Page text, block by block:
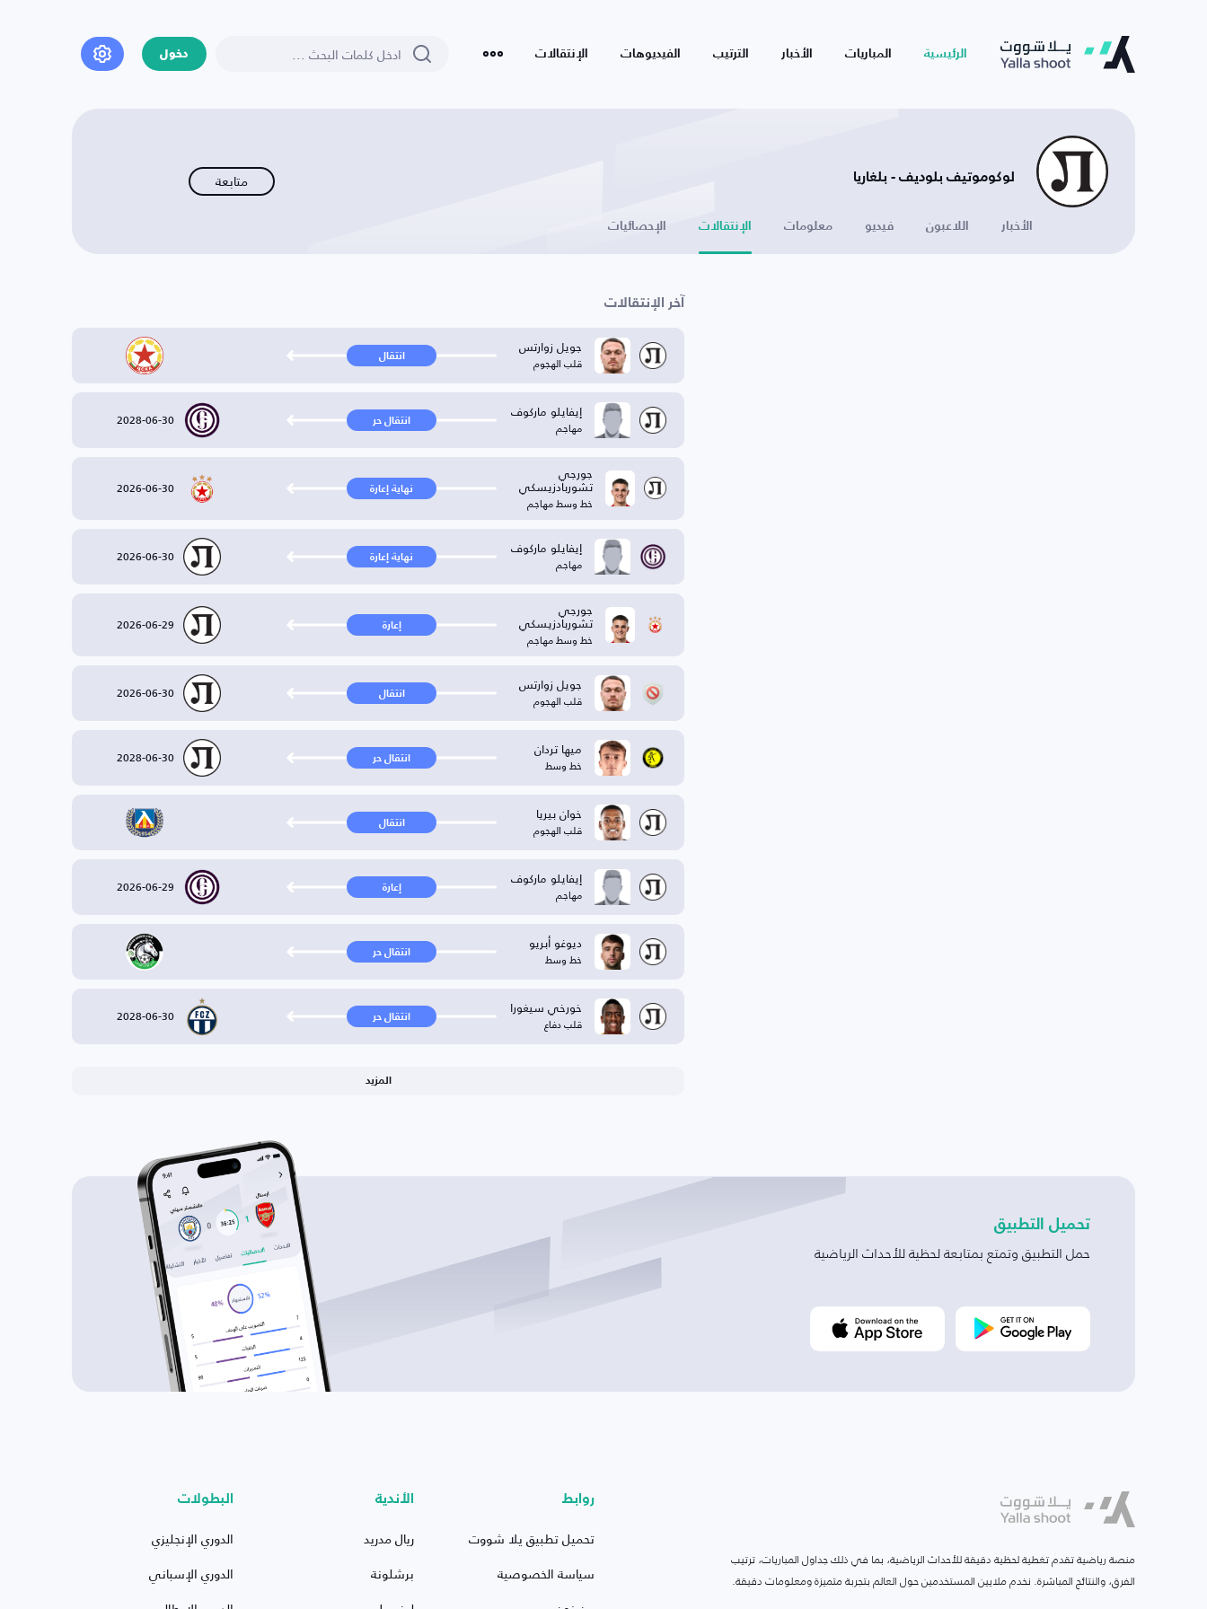
الرئيسية المباريات الأخبار الترتيب الفيديوهات الإنتقالات دخول
لوكوموتيف بلوديف - بلغاريا متابعة
الأخبار اللاعبون فيديو معلومات الإنتقالات الإحصائيات
آخر الإنتقالات
جويل زوارتس
قلب الهجوم انتقال
إيفايلو ماركوف
مهاجم انتقال حر 2028-06-30
جورجي
تشوربادزيسكي
خط وسط مهاجم
نهاية إعارة 2026-06-30
إيفايلو ماركوف
مهاجم نهاية إعارة 2026-06-30
جورجي
تشوربادزيسكي
خط وسط مهاجم
إعارة 2026-06-29
جويل زوارتس
قلب الهجوم انتقال 2026-06-30
ميها تردان
خط وسط انتقال حر 2028-06-30
خوان بيريا
قلب الهجوم انتقال
إيفايلو ماركوف
مهاجم إعارة 2026-06-29
ديوغو أبريو
خط وسط انتقال حر
خورخي سيغورا
قلب دفاع انتقال حر 2028-06-30
المزيد
تحميل التطبيق
حمل التطبيق وتمتع بمتابعة لحظية للأحداث الرياضية
منصة رياضية تقدم تغطية لحظية دقيقة للأحداث الرياضية، بما في ذلك جداول المباريات، ترتيب
الفرق، والنتائج المباشرة. نخدم ملايين المستخدمين حول العالم بتجربة متميزة ومعلومات دقيقة.
روابط
تحميل تطبيق يلا شووت
سياسة الخصوصية
الأندية
ريال مدريد
برشلونة
البطولات
الدوري الإنجليزي
الدوري الإسباني